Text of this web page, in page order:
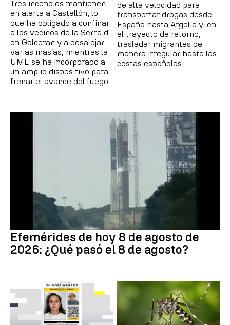
Tres incendios mantienen
en alerta a Castellón, lo
que ha obligado a confinar
a los vecinos de la Serra d'
en Galceran y a desalojar
varias masías, mientras la
UME se ha incorporado a
un amplio dispositivo para
frenar el avance del fuego.
de alta velocidad para
transportar drogas desde
España hasta Argelia y, en
el trayecto de retorno,
trasladar migrantes de
manera irregular hasta las
costas españolas
Efemérides de hoy 8 de agosto de
2026: ¿Qué pasó el 8 de agosto?